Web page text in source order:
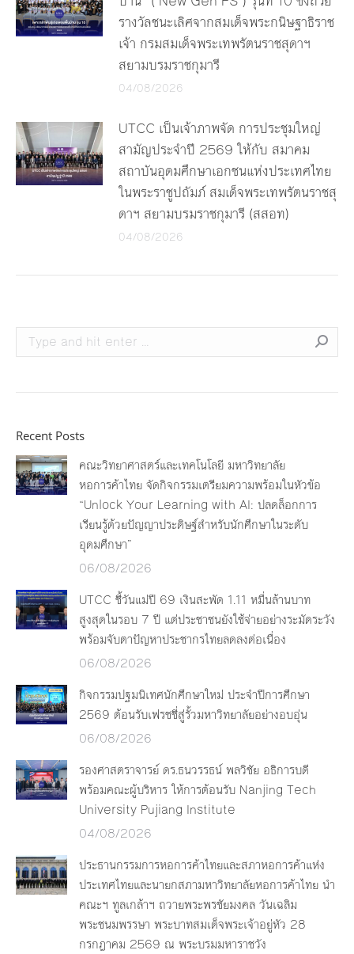
รางวัลชนะเลิศจากสมเด็จพระกนิษฐาธิราช
เจ้า กรมสมเด็จพระเทพรัตนราชสุดาฯ
สยามบรมราชกุมารี
04/08/2026
UTCC เป็นเจ้าภาพจัด การประชุมใหญ่
สามัญประจำปี 2569 ให้กับ สมาคม
สถาบันอุดมศึกษาเอกชนแห่งประเทศไทย
ในพระราชูปถัมภ์ สมเด็จพระเทพรัตนราชสุ
ดาฯ สยามบรมราชกุมารี (สสอท)
04/08/2026
Search:
Recent Posts
คณะวิทยาศาสตร์และเทคโนโลยี มหาวิทยาลัย
หอการค้าไทย จัดกิจกรรมเตรียมความพร้อมในหัวข้อ
“Unlock Your Learning with AI: ปลดล็อกการ
เรียนรู้ด้วยปัญญาประดิษฐ์สำหรับนักศึกษาในระดับ
อุดมศึกษา”
06/08/2026
UTCC ชี้วันแม่ปี 69 เงินสะพัด 1.11 หมื่นล้านบาท
สูงสุดในรอบ 7 ปี แต่ประชาชนยังใช้จ่ายอย่างระมัดระวัง
พร้อมจับตาปัญหาประชากรไทยลดลงต่อเนื่อง
06/08/2026
กิจกรรมปฐมนิเทศนักศึกษาใหม่ ประจำปีการศึกษา
2569 ต้อนรับเฟรชชี่สู่รั้วมหาวิทยาลัยอย่างอบอุ่น
06/08/2026
รองศาสตราจารย์ ดร.ธนวรรธน์ พลวิชัย อธิการบดี
พร้อมคณะผู้บริหาร ให้การต้อนรับ Nanjing Tech
University Pujiang Institute
04/08/2026
ประธานกรรมการหอการค้าไทยและสภาหอการค้าแห่ง
ประเทศไทยและนายกสภามหาวิทยาลัยหอการค้าไทย นำ
คณะฯ ทูลเกล้าฯ ถวายพระพรชัยมงคล วันเฉลิม
พระชนมพรรษา พระบาทสมเด็จพระเจ้าอยู่หัว 28
กรกฎาคม 2569 ณ พระบรมมหาราชวัง